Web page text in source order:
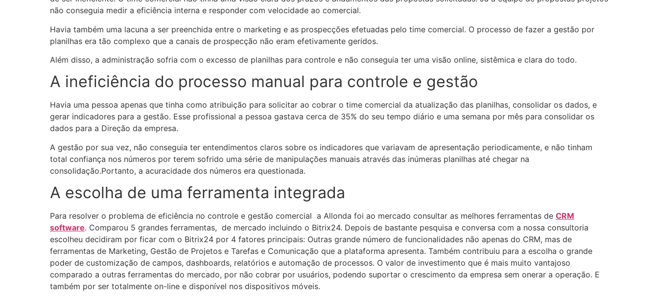
não conseguia medir a eficiência interna e responder com velocidade ao comercial.
Havia também uma lacuna a ser preenchida entre o marketing e as prospecções efetuadas pelo time comercial. O processo de fazer a gestão por
planilhas era tão complexo que a canais de prospecção não eram efetivamente geridos.
Além disso, a administração sofria com o excesso de planilhas para controle e não conseguia ter uma visão online, sistêmica e clara do todo.
A ineficiência do processo manual para controle e gestão
Havia uma pessoa apenas que tinha como atribuição para solicitar ao cobrar o time comercial da atualização das planilhas, consolidar os dados, e
gerar indicadores para a gestão. Esse profissional a pessoa gastava cerca de 35% do seu tempo diário e uma semana por mês para consolidar os
dados para a Direção da empresa.
A gestão por sua vez, não conseguia ter entendimentos claros sobre os indicadores que variavam de apresentação periodicamente, e não tinham
total confiança nos números por terem sofrido uma série de manipulações manuais através das inúmeras planilhas até chegar na
consolidação.Portanto, a acuracidade dos números era questionada.
A escolha de uma ferramenta integrada
Para resolver o problema de eficiência no controle e gestão comercial a Allonda foi ao mercado consultar as melhores ferramentas de CRM
software. Comparou 5 grandes ferramentas, de mercado incluindo o Bitrix24. Depois de bastante pesquisa e conversa com a nossa consultoria
escolheu decidiram por ficar com o Bitrix24 por 4 fatores principais: Outras grande número de funcionalidades não apenas do CRM, mas de
ferramentas de Marketing, Gestão de Projetos e Tarefas e Comunicação que a plataforma apresenta. Também contribuiu para a escolha o grande
poder de customização de campos, dashboards, relatórios e automação de processos. O valor de investimento que é mais muito vantajoso
comparado a outras ferramentas do mercado, por não cobrar por usuários, podendo suportar o crescimento da empresa sem onerar a operação. E
também por ser totalmente on-line e disponível nos dispositivos móveis.